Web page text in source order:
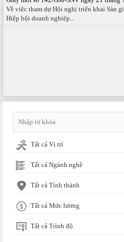
Về việc tham dự Hội nghị triển khai Sàn
Hiệp hội doanh nghiệp...
Tất cả Vị trí
Tất cả Ngành nghề
Tất cả Tỉnh thành
Tất cả Mức lương
Tất cả Trình độ